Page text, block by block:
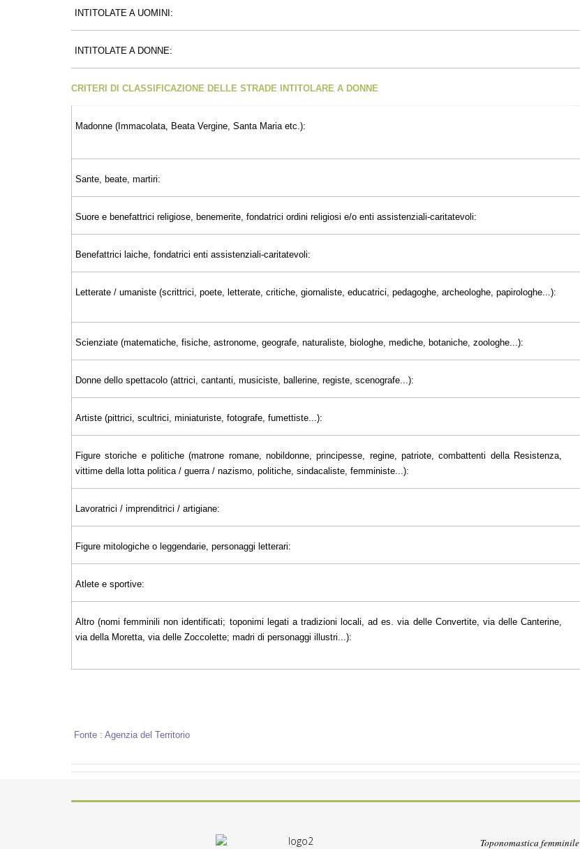
INTITOLATE A UOMINI:
INTITOLATE A DONNE:
CRITERI DI CLASSIFICAZIONE DELLE STRADE INTITOLARE A DONNE
Madonne (Immacolata, Beata Vergine, Santa Maria etc.):
Sante, beate, martiri:
Suore e benefattrici religiose, benemerite, fondatrici ordini religiosi e/o enti assistenziali-caritatevoli:
Benefattrici laiche, fondatrici enti assistenziali-caritatevoli:
Letterate / umaniste (scrittrici, poete, letterate, critiche, giornaliste, educatrici, pedagoghe, archeologhe, papirologhe...):
Scienziate (matematiche, fisiche, astronome, geografe, naturaliste, biologhe, mediche, botaniche, zoologhe...):
Donne dello spettacolo (attrici, cantanti, musiciste, ballerine, registe, scenografe...):
Artiste (pittrici, scultrici, miniaturiste, fotografe, fumettiste...):
Figure storiche e politiche (matrone romane, nobildonne, principesse, regine, patriote, combattenti della Resistenza,
vittime della lotta politica / guerra / nazismo, politiche, sindacaliste, femministe...):
Lavoratrici / imprenditrici / artigiane:
Figure mitologiche o leggendarie, personaggi letterari:
Atlete e sportive:
Altro (nomi femminili non identificati; toponimi legati a tradizioni locali, ad es. via delle Convertite, via delle Canterine,
via della Moretta, via delle Zoccolette; madri di personaggi illustri...):
Fonte : Agenzia del Territorio
Toponomastica femminile